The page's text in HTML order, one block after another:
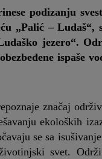
podizanju
„Palić –
jezero“.
ispaše
značaj
ekoloških
se sa
svet.